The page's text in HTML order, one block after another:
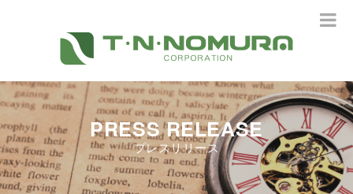
PRESS RELEASE
プレスリリース